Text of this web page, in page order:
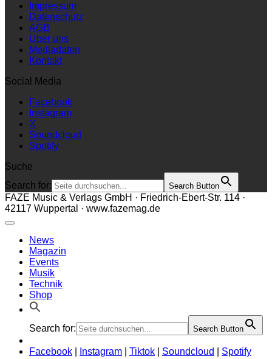
Impressum
Datenschutz
AGB
Über uns
Mediadaten
Kontakt
Social Media
Facebook
Instagram
X
Soundcloud
Spotify
Suche
Search for:
Search Button
FAZE Music & Verlags GmbH · Friedrich-Ebert-Str. 114 ·
42117 Wuppertal · www.fazemag.de
News
Magazin
Events
Musik
Technik
Shop
Search for: Search Button
Facebook Instagram Tiktok Soundcloud Spotify